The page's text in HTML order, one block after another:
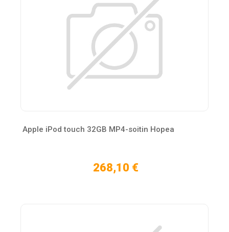
Apple iPod touch 32GB MP4-soitin Hopea
268,10 €